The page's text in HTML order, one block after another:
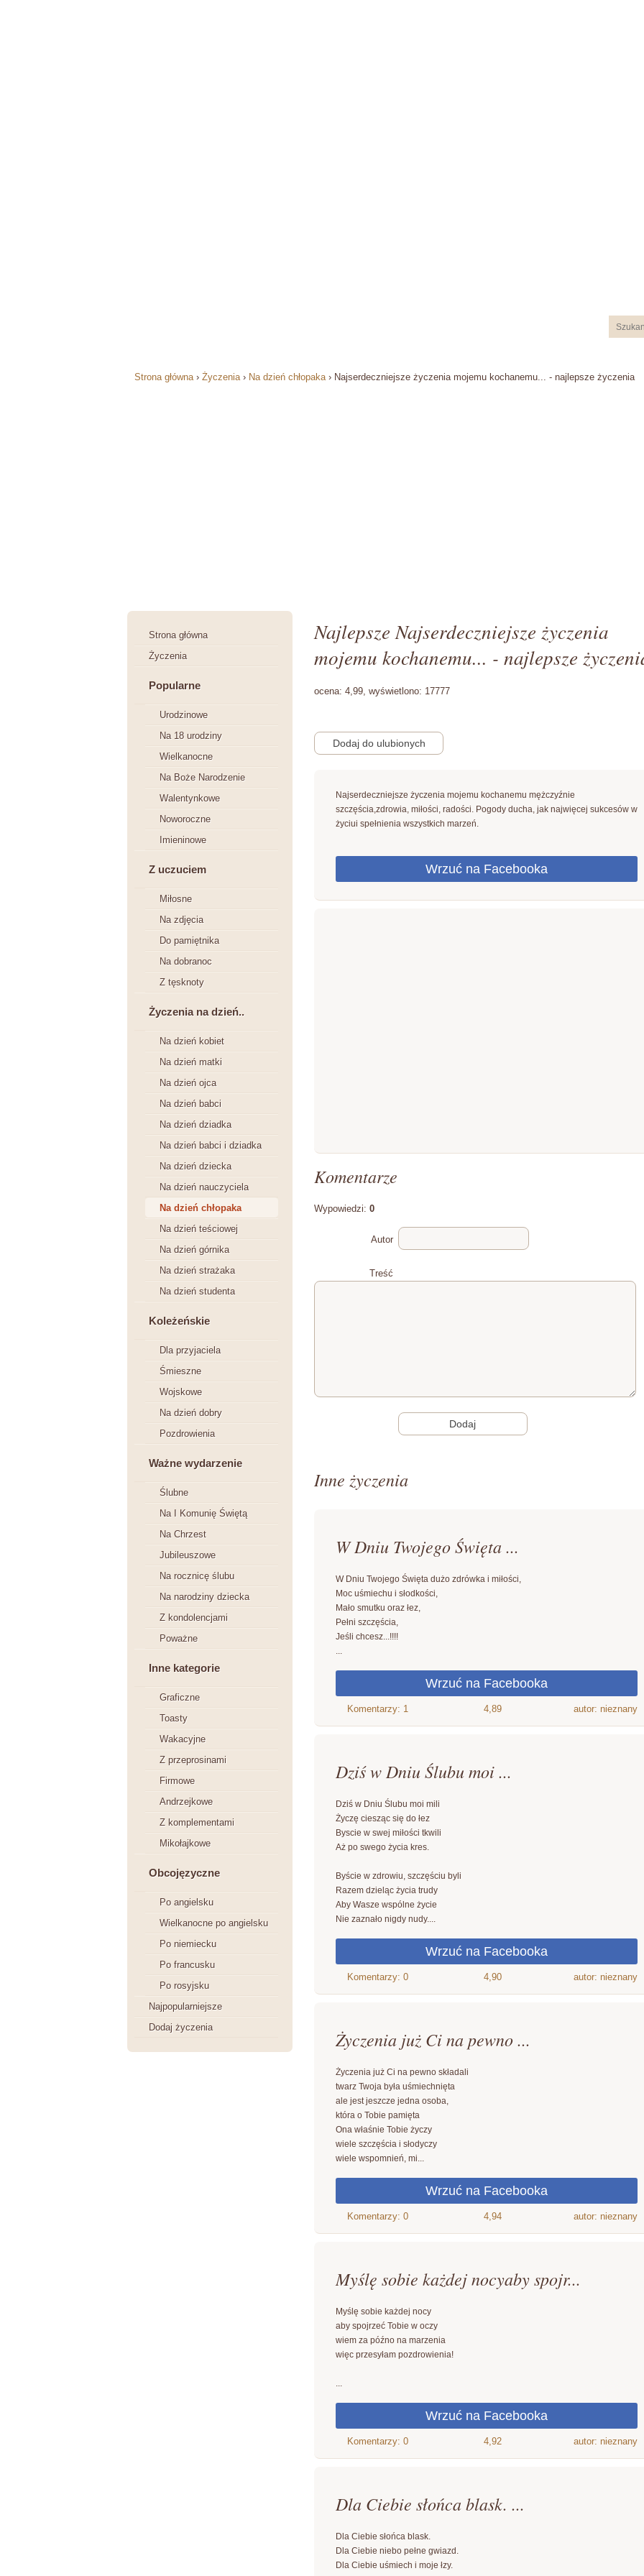
Strona główna › Życzenia › Na dzień chłopaka › Najserdeczniejsze życzenia mojemu kochanemu... - najlepsze życzenia
Strona główna
Życzenia
Popularne
Urodzinowe
Na 18 urodziny
Wielkanocne
Na Boże Narodzenie
Walentynkowe
Noworoczne
Imieninowe
Z uczuciem
Miłosne
Na zdjęcia
Do pamiętnika
Na dobranoc
Z tęsknoty
Życzenia na dzień..
Na dzień kobiet
Na dzień matki
Na dzień ojca
Na dzień babci
Na dzień dziadka
Na dzień babci i dziadka
Na dzień dziecka
Na dzień nauczyciela
Na dzień chłopaka
Na dzień teściowej
Na dzień górnika
Na dzień strażaka
Na dzień studenta
Koleżeńskie
Dla przyjaciela
Śmieszne
Wojskowe
Na dzień dobry
Pozdrowienia
Ważne wydarzenie
Ślubne
Na I Komunię Świętą
Na Chrzest
Jubileuszowe
Na rocznicę ślubu
Na narodziny dziecka
Z kondolencjami
Poważne
Inne kategorie
Graficzne
Toasty
Wakacyjne
Z przeprosinami
Firmowe
Andrzejkowe
Z komplementami
Mikołajkowe
Obcojęzyczne
Po angielsku
Wielkanocne po angielsku
Po niemiecku
Po francusku
Po rosyjsku
Najpopularniejsze
Dodaj życzenia
Najlepsze Najserdeczniejsze życzenia
mojemu kochanemu... - najlepsze
ocena: 4,99, wyświetlono: 17777
Najserdeczniejsze życzenia mojemu kochanemu mężczyźnie
szczęścia,zdrowia, miłości, radości. Pogody ducha, jak najwięcej sukcesów w
życiui spełnienia wszystkich marzeń.
Komentarze
Wypowiedzi: 0
Autor
Treść
Inne życzenia
W Dniu Twojego Święta ...
W Dniu Twojego Święta dużo zdrówka i miłości,
Moc uśmiechu i słodkości,
Mało smutku oraz łez,
Pełni szczęścia,
Jeśli chcesz...!!!!
...
4,89 autor: nieznany
Dziś w Dniu Ślubu moi ...
Dziś w Dniu Ślubu moi mili
Życzę ciesząc się do łez
Byscie w swej miłości tkwili
Aż po swego życia kres.
Byście w zdrowiu, szczęściu byli
Razem dzieląc życia trudy
Aby Wasze wspólne życie
Nie zaznało nigdy nudy....
4,90 autor: nieznany
Życzenia już Ci na pewno ...
Życzenia już Ci na pewno składali
twarz Twoja była uśmiechnięta
ale jest jeszcze jedna osoba,
która o Tobie pamięta
Ona właśnie Tobie życzy
wiele szczęścia i słodyczy
wiele wspomnień, mi...
4,94 autor: nieznany
Myślę sobie każdej nocyaby spojr...
Myślę sobie każdej nocy
aby spojrzeć Tobie w oczy
wiem za późno na marzenia
więc przesyłam pozdrowienia!
...
4,92 autor: nieznany
Dla Ciebie słońca blask. ...
Dla Ciebie słońca blask.
Dla Ciebie niebo pełne gwiazd.
Dla Ciebie uśmiech i moje łzy.